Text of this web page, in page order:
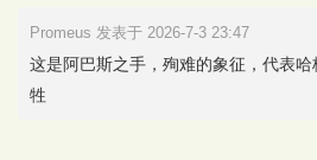
Promeus 发表于 2026-7-3 23:47
这是阿巴斯之手，殉难的象征，代表
牲